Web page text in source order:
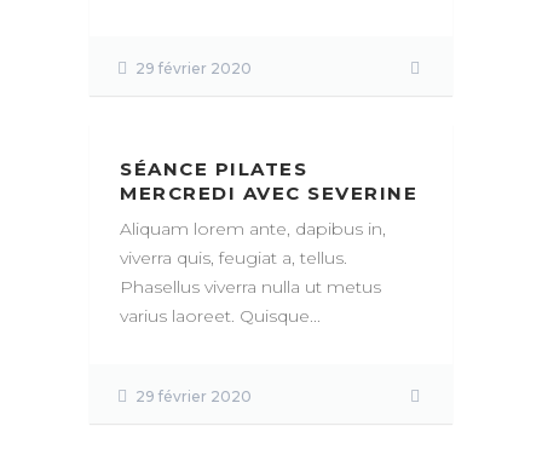
29 février 2020
SÉANCE PILATES
MERCREDI AVEC SEVERINE
Aliquam lorem ante, dapibus in,
viverra quis, feugiat a, tellus.
Phasellus viverra nulla ut metus
varius laoreet. Quisque...
29 février 2020